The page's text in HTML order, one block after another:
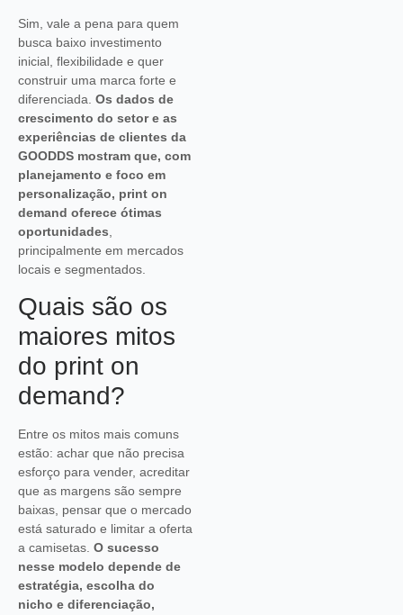
Sim, vale a pena para quem
busca baixo investimento
inicial, flexibilidade e quer
construir uma marca forte e
diferenciada. Os dados de
crescimento do setor e as
experiências de clientes da
GOODDS mostram que, com
planejamento e foco em
personalização, print on
demand oferece ótimas
oportunidades
principalmente em mercados
locais e segmentados.
Quais são os
maiores mitos
do print on
demand?
Entre os mitos mais comuns
estão: achar que não precisa
esforço para vender, acreditar
que as margens são sempre
baixas, pensar que o mercado
está saturado e limitar a oferta
a camisetas. O sucesso
nesse modelo depende de
estratégia, escolha do
nicho e diferenciação,